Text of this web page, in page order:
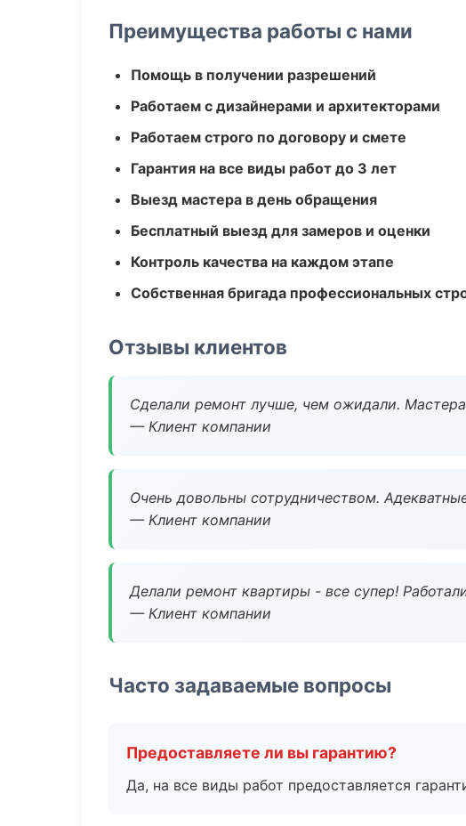
Преимущества работы с нами
Помощь в получении разрешений
Работаем с дизайнерами и архитекторами
Работаем строго по договору и смете
Гарантия на все виды работ до 3 лет
Выезд мастера в день обращения
Бесплатный выезд для замеров и оценки
Контроль качества на каждом этапе
Собственная бригада профессиональных
Отзывы клиентов
Сделали ремонт лучше, чем ожидали.
— Клиент компании
Очень довольны сотрудничеством.
— Клиент компании
Делали ремонт квартиры - все супер!
— Клиент компании
Часто задаваемые вопросы
Предоставляете ли вы гарантию?
Да, на все виды работ предоставляется